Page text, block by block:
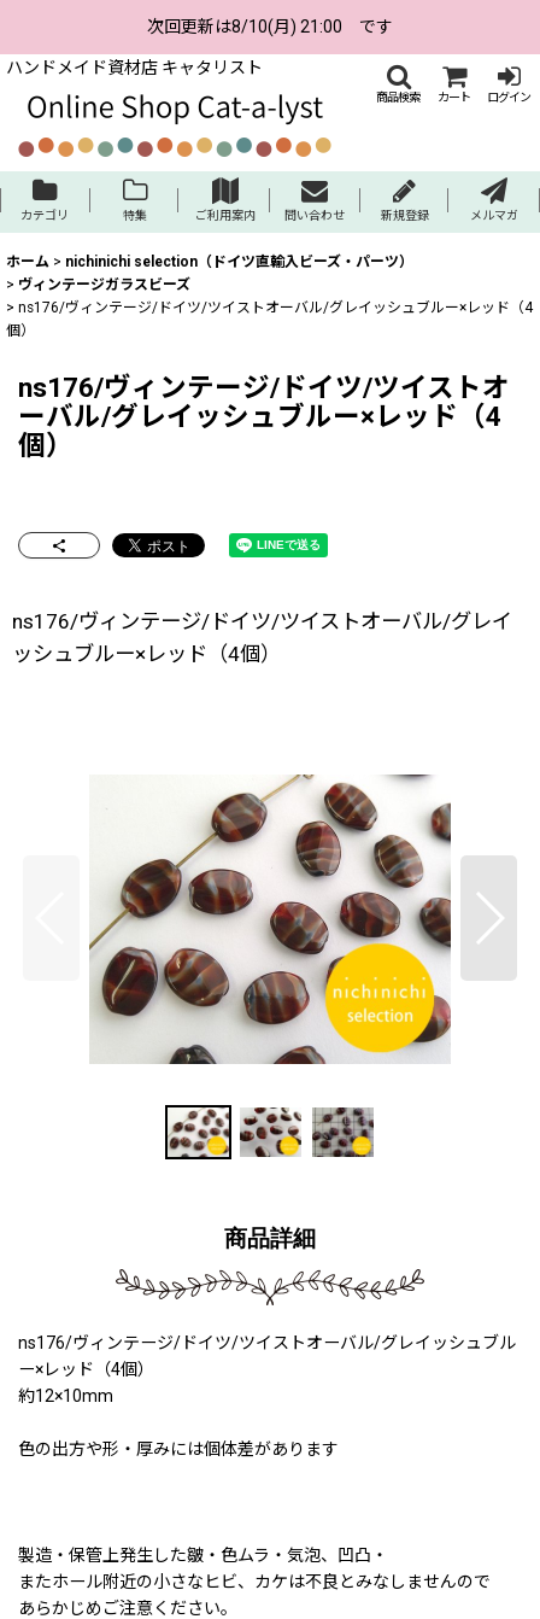
次回更新は8/10(月) 21:00 です
ハンドメイド資材店 キャタリスト
商品検索 カート ログイン
カテゴリ 特集 ご利用案内 問い合わせ 新規登録 メルマガ
ホーム > nichinichi selection（ドイツ直輸入ビーズ・パーツ）
> ヴィンテージガラスビーズ
> ns176/ヴィンテージ/ドイツ/ツイストオーバル/グレイッシュブルー×レッド（4
個）
ns176/ヴィンテージ/ドイツ/ツイストオ
ーバル/グレイッシュブルー×レッド（4
個）
ns176/ヴィンテージ/ドイツ/ツイストオーバル/グレイ
ッシュブルー×レッド（4個）
商品詳細
ns176/ヴィンテージ/ドイツ/ツイストオーバル/グレイッシュブル
ー×レッド（4個）
約12×10mm
色の出方や形・厚みには個体差があります
製造・保管上発生した皺・色ムラ・気泡、凹凸・
またホール附近の小さなヒビ、カケは不良とみなしませんので
あらかじめご注意ください。